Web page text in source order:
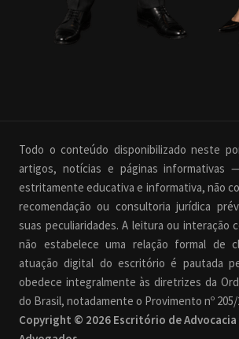
Todo o conteúdo disponibilizado neste
artigos, notícias e páginas informativas
estritamente educativa e informativa, não
recomendação ou consultoria jurídica
suas peculiaridades. A leitura ou interação
não estabelece uma relação formal de
atuação digital do escritório é pautada
obedece integralmente às diretrizes da
do Brasil, notadamente o Provimento nº 205/
Copyright © 2026 Escritório de